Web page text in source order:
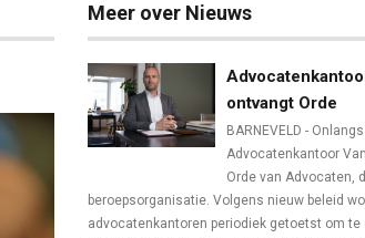
Meer over Nieuws
ontvangt Orde
BARNEVELD -
Advocatenkantoor
Orde van Advocaten,
beroepsorganisatie. Volgens nieuw beleid
advocatenkantoren periodiek getoetst om te